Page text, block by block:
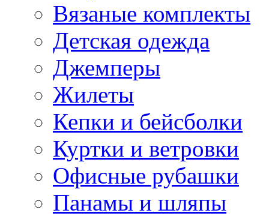
Вязаные комплекты
Детская одежда
Джемперы
Жилеты
Кепки и бейсболки
Куртки и ветровки
Офисные рубашки
Панамы и шляпы